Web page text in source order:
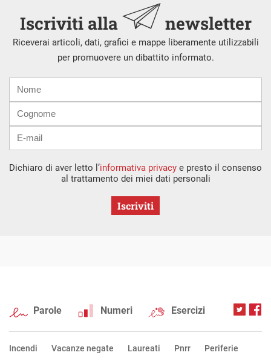
Iscriviti alla newsletter
Riceverai articoli, dati, grafici e mappe liberamente utilizzabili
per promuovere un dibattito informato.
mail
Dichiaro di aver letto l’informativa privacy e presto il consenso
al trattamento dei miei dati personali
Iscriviti
Parole Numeri Esercizi
Incendi Vacanze negate Laureati Pnrr Periferie